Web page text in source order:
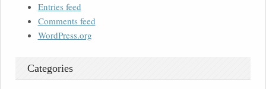
Entries feed
Comments feed
WordPress.org
Categories